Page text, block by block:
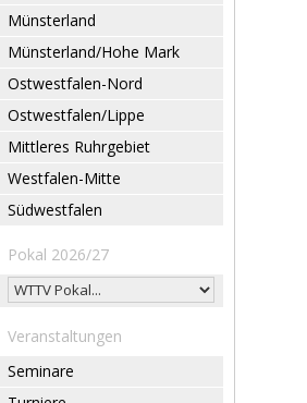
Münsterland
Münsterland/Hohe Mark
Ostwestfalen-Nord
Ostwestfalen/Lippe
Mittleres Ruhrgebiet
Westfalen-Mitte
Südwestfalen
Pokal 2026/27
Veranstaltungen
Seminare